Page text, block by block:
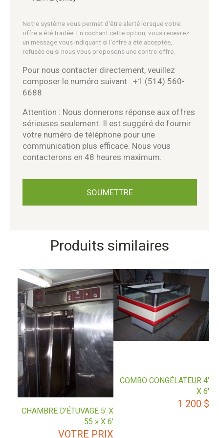
Notre système vous permet d'être alerté lorsque votre
offre a été traitée. En cochant cette option, vous recevrez
un message vous indiquant si l'offre a été acceptée,
refusée ou si nous vous proposons une contre-offre.
Pour nous contacter directement, veuillez
composer le numéro suivant : +1 (514) 560-
6688
Attention : Nous donnerons réponse aux offres
sérieuses seulement. Il est suggéré de fournir
votre numéro de téléphone pour une
communication plus efficace. Nous vous
contacterons en 48 heures maximum.
Produits similaires
COMBO CONGÉLATEUR 4′
X 6′
1 200 $
CHAMBRE D’ÉTUVAGE 5′ X
55 » X 6′
VOTRE PRIX